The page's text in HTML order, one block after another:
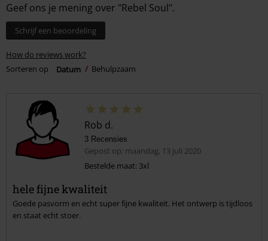
Geef ons je mening over "Rebel Soul".
Schrijf een beoordeling
How do reviews work?
Sorteren op
Datum Behulpzaam
Rob d.
3 Recensies
Gepost op: maandag, 13 juli 2020
Bestelde maat: 3xl
hele fijne kwaliteit
Goede pasvorm en echt super fijne kwaliteit. Het ontwerp is tijdloos
en staat echt stoer.